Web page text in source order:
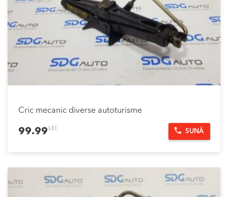
Cric mecanic diverse autoturisme
99.99 LEI SUNĂ